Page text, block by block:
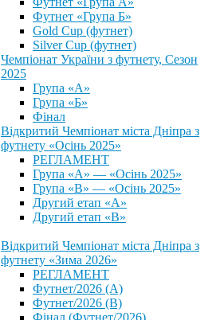
Футнет «Група Б»
Gold Cup (футнет)
Silver Cup (футнет)
Чемпіонат України з футнету, Сезон
2025
Група «А»
Група «Б»
Фінал
Відкритий Чемпіонат міста Дніпра з
футнету «Осінь 2025»
РЕГЛАМЕНТ
Група «А» — «Осінь 2025»
Група «В» — «Осінь 2025»
Другий етап «А»
Другий етап «В»
Відкритий Чемпіонат міста Дніпра з
футнету «Зима 2026»
РЕГЛАМЕНТ
Футнет/2026 (А)
Футнет/2026 (В)
Фінал (Футнет/2026)